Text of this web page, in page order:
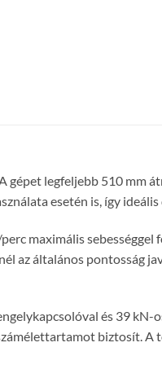
legfeljebb 510 mm
esetén is, így
maximális sebességgel
az általános pontosság
és 39
biztosít.